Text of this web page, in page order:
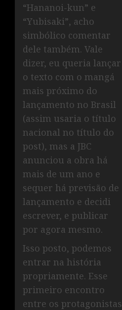
“Hananoi-kun” e
“Yubisaki”, acho
simbólico comentar
dele também. Vale
dizer, eu queria lançar
o texto com o mangá
mais próximo do
lançamento no Brasil
(assim usaria o título
nacional no título do
post), mas a JBC
anunciou a obra há
mais de um ano e
sequer há previsão de
lançamento e decidi
escrever, e publicar
por agora mesmo.
Isso posto, podemos
entrar na história
propriamente. Esse
primeiro encontro
entre os protagonistas